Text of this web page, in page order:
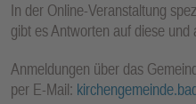
In der Online-Veranstaltung
gibt es Antworten auf diese und
Anmeldungen über das
per E-Mail: